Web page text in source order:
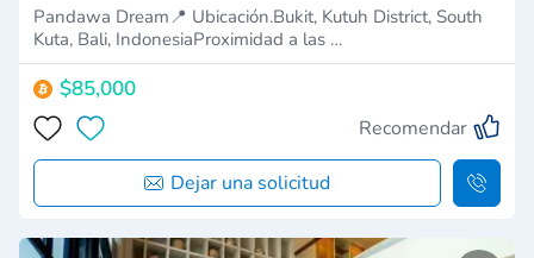
Pandawa Dream📍 Ubicación.Bukit, Kutuh District, South
Kuta, Bali, IndonesiaProximidad a las …
$85,000
Recomendar
Dejar una solicitud